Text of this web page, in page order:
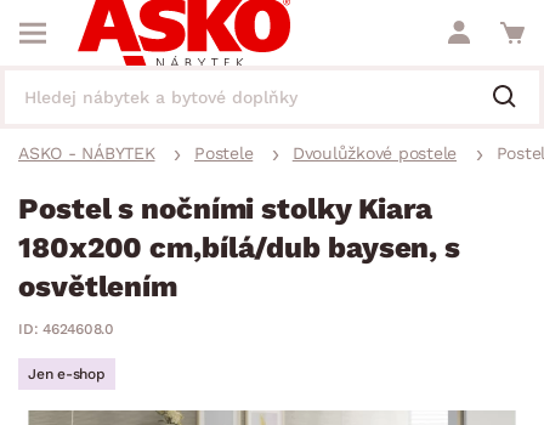
ASKO - NÁBYTEK Postele Dvoulůžkové postele
Postel s nočními stolky Kiara
180x200 cm,bílá/dub baysen, s
osvětlením
ID: 4624608.0
Jen e-shop